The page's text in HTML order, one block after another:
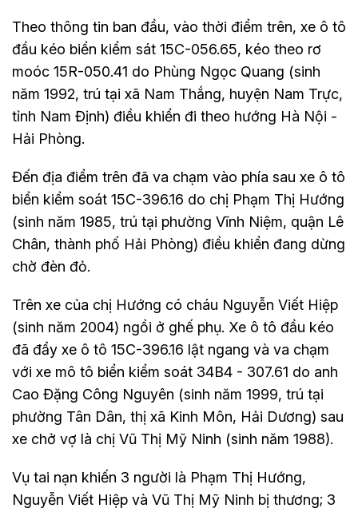
Theo thông tin ban đầu, vào thời điểm trên, xe ô tô
đầu kéo biển kiểm sát 15C-056.65, kéo theo rơ
moóc 15R-050.41 do Phùng Ngọc Quang (sinh
năm 1992, trú tại xã Nam Thắng, huyện Nam Trực,
tỉnh Nam Định) điều khiển đi theo hướng Hà Nội -
Hải Phòng.
Đến địa điểm trên đã va chạm vào phía sau xe ô tô
biển kiểm soát 15C-396.16 do chị Phạm Thị Hướng
(sinh năm 1985, trú tại phường Vĩnh Niệm, quận Lê
Chân, thành phố Hải Phòng) điều khiển đang dừng
chờ đèn đỏ.
Trên xe của chị Hướng có cháu Nguyễn Viết Hiệp
(sinh năm 2004) ngồi ở ghế phụ. Xe ô tô đầu kéo
đã đẩy xe ô tô 15C-396.16 lật ngang và va chạm
với xe mô tô biển kiểm soát 34B4 - 307.61 do anh
Cao Đặng Công Nguyên (sinh năm 1999, trú tại
phường Tân Dân, thị xã Kinh Môn, Hải Dương) sau
xe chở vợ là chị Vũ Thị Mỹ Ninh (sinh năm 1988).
Vụ tai nạn khiến 3 người là Phạm Thị Hướng,
Nguyễn Viết Hiệp và Vũ Thị Mỹ Ninh bị thương; 3